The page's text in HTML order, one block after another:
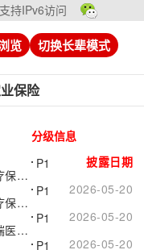
持IPv6访问
览 切换长辈模式
保险
分级信息
披露日期
中华联合财产保险股份有限公司团体医疗保险（D款）
P1
2026-05-20
中华联合财产保险股份有限公司团体医疗保险(C款)
P1
2026-05-20
中华联合财产保险股份有限公司团体高端医疗保险
P1
2026-05-20
P1